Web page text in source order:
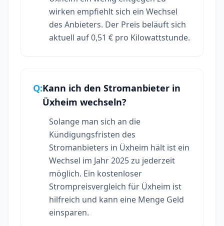
wirken empfiehlt sich ein Wechsel
des Anbieters. Der Preis beläuft sich
aktuell auf 0,51 € pro Kilowattstunde.
Q:Kann ich den Stromanbieter in
Üxheim wechseln?
Solange man sich an die
Kündigungsfristen des
Stromanbieters in Üxheim hält ist ein
Wechsel im Jahr 2025 zu jederzeit
möglich. Ein kostenloser
Strompreisvergleich für Üxheim ist
hilfreich und kann eine Menge Geld
einsparen.